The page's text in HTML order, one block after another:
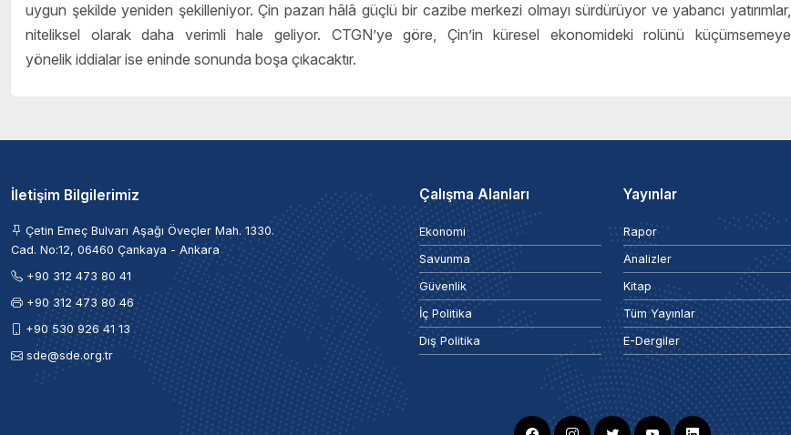
uygun şekilde yeniden şekilleniyor. Çin pazarı hâlâ güçlü bir cazibe merkezi olmayı sürdürüyor ve yabancı yatırımlar,
niteliksel olarak daha verimli hale geliyor. CTGN’ye göre, Çin’in küresel ekonomideki rolünü küçümsemeye
yönelik iddialar ise eninde sonunda boşa çıkacaktır.
İletişim Bilgilerimiz
Çetin Emeç Bulvarı Aşağı Öveçler Mah. 1330.
Cad. No:12, 06460 Çankaya - Ankara
+90 312 473 80 41
+90 312 473 80 46
+90 530 926 41 13
sde@sde.org.tr
Çalışma Alanları
Ekonomi
Savunma
Güvenlik
İç Politika
Dış Politika
Yayınlar
Rapor
Analizler
Kitap
Tüm Yayınlar
E-Dergiler